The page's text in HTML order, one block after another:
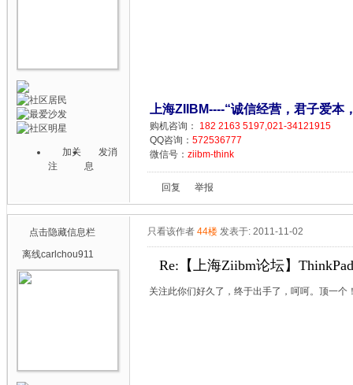
加关
注
发消
息
上海ZIIBM----“诚信经营，君子爱本
购机咨询：
182 2163 5197,021-34121915
QQ咨询： 572536777
微信号： ziibm-think
回复 举报
点击隐藏信息栏
离线carlchou911
只看该作者 44楼 发表于: 2011-11-02
Re:【上海Ziibm论坛】
关注此你们好久了，终于出手了，呵呵。顶一个